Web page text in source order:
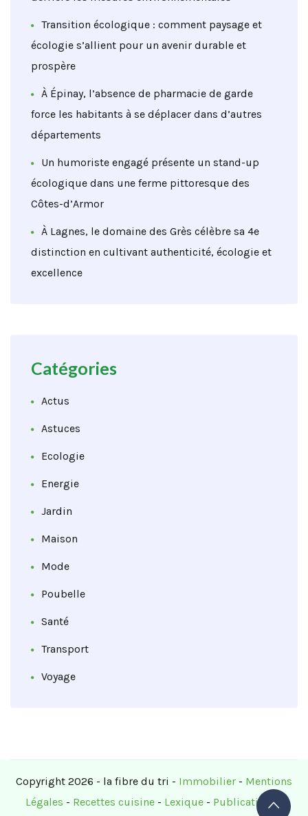
Transition écologique : comment paysage et
écologie s’allient pour un avenir durable et
prospère
À Épinay, l’absence de pharmacie de garde
force les habitants à se déplacer dans d’autres
départements
Un humoriste engagé présente un stand-up
écologique dans une ferme pittoresque des
Côtes-d’Armor
À Lagnes, le domaine des Grès célèbre sa 4e
distinction en cultivant authenticité, écologie et
excellence
Catégories
Actus
Astuces
Ecologie
Energie
Jardin
Maison
Mode
Poubelle
Santé
Transport
Voyage
Copyright 2026 - la fibre du tri - Immobilier - Mentions
Légales - Recettes cuisine- Lexique- Publications-